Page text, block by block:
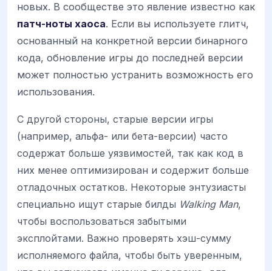
новых. В сообществе это явление известно как
патч-ноты хаоса. Если вы используете глитч,
основанный на конкретной версии бинарного
кода, обновление игры до последней версии
может полностью устранить возможность его
использования.
С другой стороны, старые версии игры
(например, альфа- или бета-версии) часто
содержат больше уязвимостей, так как код в
них менее оптимизирован и содержит больше
отладочных остатков. Некоторые энтузиасты
специально ищут старые билды Walking Man,
чтобы воспользоваться забытыми
эксплойтами. Важно проверять хэш-сумму
исполняемого файла, чтобы быть уверенным,